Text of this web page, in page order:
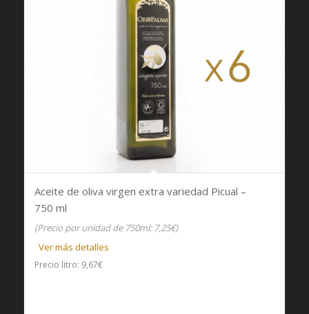
Aceite de oliva virgen extra variedad Picual –
750 ml
(Precio por unidad de 750ml: 7,25€)
Ver más detalles
Precio litro: 9,67€